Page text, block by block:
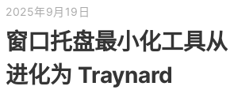
2025年9月19日
窗口托盘最小化工具
进化为 Traynard